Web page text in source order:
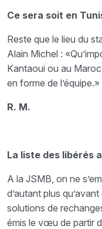
Ce sera soit en
Reste que le lieu du
Alain Michel :
Kantaoui ou au
en forme de l’équipe.»
R. M.
La liste des libérés
A la JSMB, on ne
d’autant plus
solutions de
émis le vœu de partir